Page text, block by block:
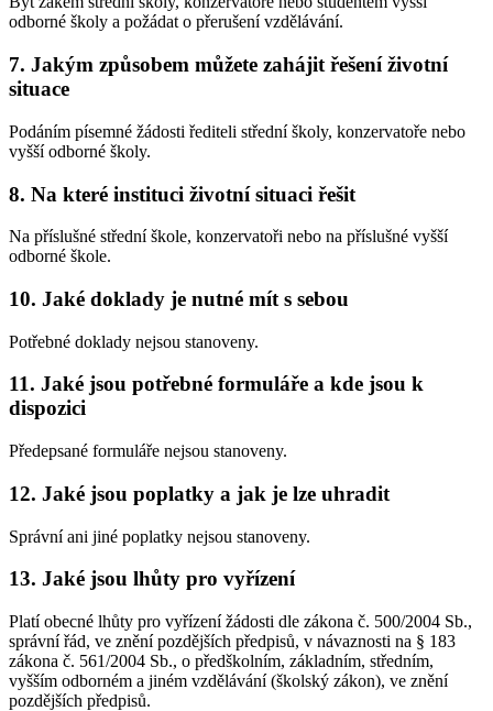
odborné školy a požádat o přerušení vzdělávání.
7. Jakým způsobem můžete zahájit řešení životní
situace
Podáním písemné žádosti řediteli střední školy, konzervatoře nebo
vyšší odborné školy.
8. Na které instituci životní situaci řešit
Na příslušné střední škole, konzervatoři nebo na příslušné vyšší
odborné škole.
10. Jaké doklady je nutné mít s sebou
Potřebné doklady nejsou stanoveny.
11. Jaké jsou potřebné formuláře a kde jsou k
dispozici
Předepsané formuláře nejsou stanoveny.
12. Jaké jsou poplatky a jak je lze uhradit
Správní ani jiné poplatky nejsou stanoveny.
13. Jaké jsou lhůty pro vyřízení
Platí obecné lhůty pro vyřízení žádosti dle zákona č. 500/2004 Sb.,
správní řád, ve znění pozdějších předpisů, v návaznosti na § 183
zákona č. 561/2004 Sb., o předškolním, základním, středním,
vyšším odborném a jiném vzdělávání (školský zákon), ve znění
pozdějších předpisů.